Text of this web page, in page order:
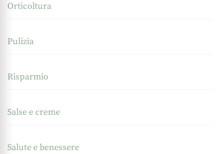
Orticoltura
Pulizia
Risparmio
Salse e creme
Salute e benessere